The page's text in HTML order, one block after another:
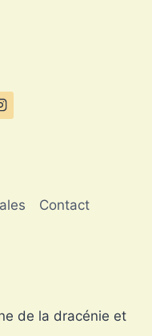
Contact
de la dracénie et